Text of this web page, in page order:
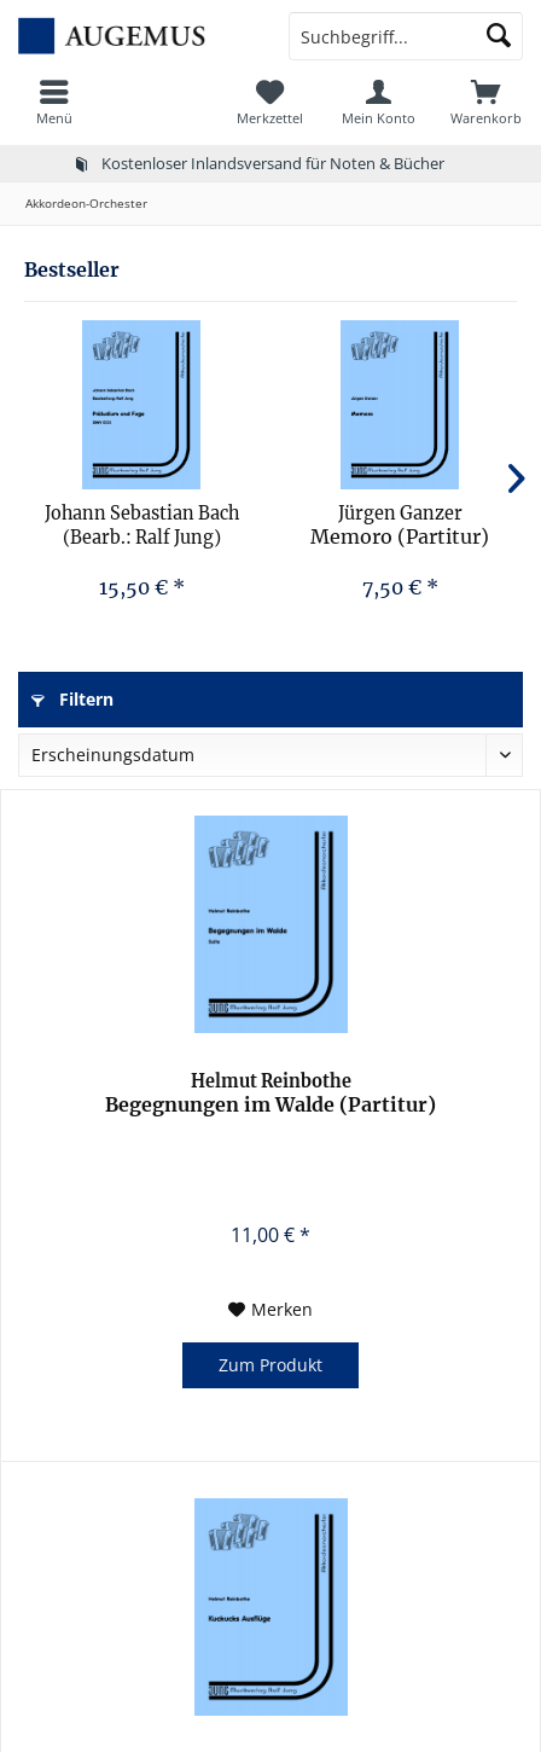
Kostenloser Inlandsversand für Noten & Bücher
Menü Warenkorb
Merkzettel Mein Konto
Akkordeon-Orchester
Bestseller
Johann Sebastian Bach
(Bearb.: Ralf Jung)
Es-Dur (BWV 552)
(Partitur)
15,50 € *
Jürgen Ganzer
Memoro (Partitur)
7,50 € *
Filtern
Helmut Reinbothe
Begegnungen im Walde (Partitur)
11,00 € *
Merken
Zum Produkt